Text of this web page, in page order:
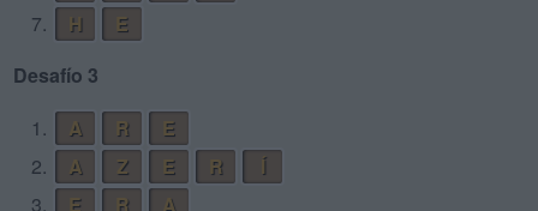
7.
H
E
Desafío 3
1.
A R
E
2.
A Z E R
Í
3.
E R
A